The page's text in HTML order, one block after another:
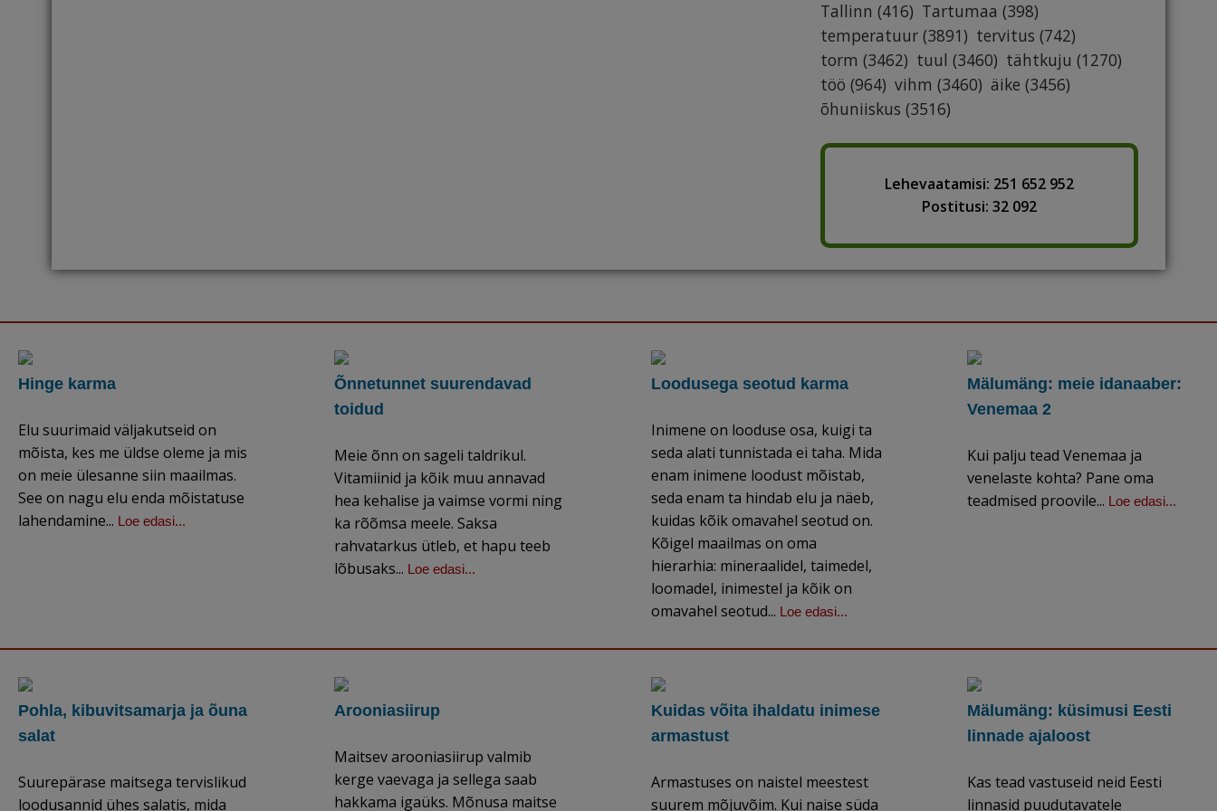
Tallinn (416) Tartumaa (398)
temperatuur (3891) tervitus (742)
torm (3462) tuul (3460) tähtkuju (1270)
töö (964) vihm (3460) äike (3456)
õhuniiskus (3516)
Lehevaatamisi: 251 652 952
Postitusi: 32 092
Hinge karma
Elu suurimaid väljakutseid on
mõista, kes me üldse oleme ja mis
on meie ülesanne siin maailmas.
See on nagu elu enda mõistatuse
lahendamine... Loe edasi...
Õnnetunnet suurendavad
toidud
Meie õnn on sageli taldrikul.
Vitamiinid ja kõik muu annavad
hea kehalise ja vaimse vormi ning
ka rõõmsa meele. Saksa
rahvatarkus ütleb, et hapu teeb
lõbusaks... Loe edasi...
Loodusega seotud karma
Inimene on looduse osa, kuigi ta
seda alati tunnistada ei taha. Mida
enam inimene loodust mõistab,
seda enam ta hindab elu ja näeb,
kuidas kõik omavahel seotud on.
Kõigel maailmas on oma
hierarhia: mineraalidel, taimedel,
loomadel, inimestel ja kõik on
omavahel seotud... Loe edasi...
Mälumäng: meie idanaaber:
Venemaa 2
Kui palju tead Venemaa ja
venelaste kohta? Pane oma
teadmised proovile... Loe edasi...
Pohla, kibuvitsamarja ja õuna
salat
Suurepärase maitsega tervislikud
loodusannid ühes salatis, mida
Arooniasiirup
Maitsev arooniasiirup valmib
kerge vaevaga ja sellega saab
hakkama igaüks. Mõnusa maitse
Kuidas võita ihaldatu inimese
armastust
Armastuses on naistel meestest
suurem mõjuvõim. Kui naise süda
Mälumäng: küsimusi Eesti
linnade ajaloost
Kas tead vastuseid neid Eesti
linnasid puudutavatele